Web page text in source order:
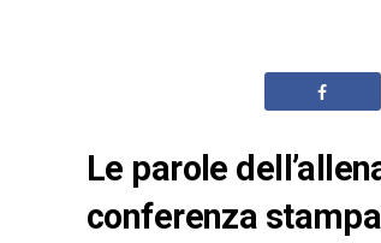
Le parole
conferenza